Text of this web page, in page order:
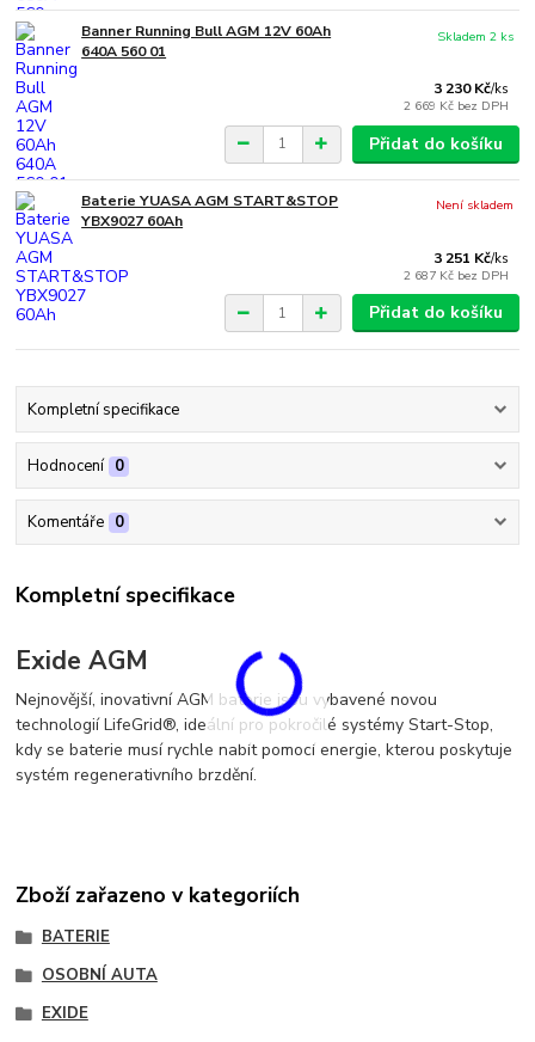
Banner Running Bull AGM 12V 60Ah
640A 560 01
3 230 Kč/ks
2 669 Kč bez DPH
Skladem 2 ks
Přidat do košíku
Baterie YUASA AGM START&STOP
YBX9027 60Ah
3 251 Kč/ks
2 687 Kč bez DPH
Není skladem
Přidat do košíku
Kompletní specifikace
Hodnocení 0
Komentáře 0
Kompletní specifikace
Exide AGM
Nejnovější, inovativní AGM baterie jsou vybavené novou
technologií LifeGrid®, ideální pro pokročilé systémy Start-Stop,
kdy se baterie musí rychle nabít pomocí energie, kterou poskytuje
systém regenerativního brzdění.
Zboží zařazeno v kategoriích
BATERIE
OSOBNÍ AUTA
EXIDE